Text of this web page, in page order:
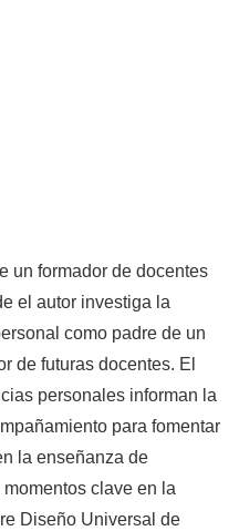
un formador de docentes
el autor investiga la
como padre de un
de futuras docentes. El
personales informan la
para fomentar
la enseñanza de
clave en la
Diseño Universal de